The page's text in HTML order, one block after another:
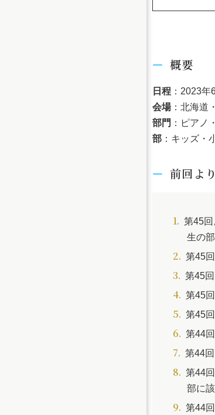
概要
日程 ：2023年
会場：北海道
部門 ：ピアノ
部 ：キッズ・
前回よ
第45
生の
第45
第45
第45
第45
第44
第44
第44
部に
第44